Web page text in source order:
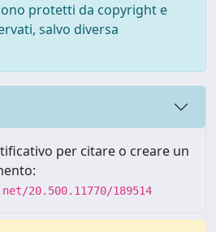
protetti da copyright e
salvo diversa
per citare o creare un
20.500.11770/189514